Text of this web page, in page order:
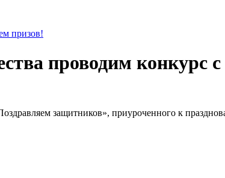
проводим конкурс
защитников», приуроченного к